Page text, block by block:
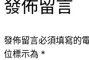
發佈留言
發佈留言必須填寫的
位標示為 *